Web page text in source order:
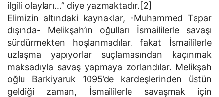
ilgili olayları…” diye yazmaktadır.[2]
Elimizin altındaki kaynaklar, -Muhammed Tapar
dışında- Melikşah’ın oğulları İsmaililerle savaşı
sürdürmekten hoşlanmadılar, fakat İsmaililerle
uzlaşma yapıyorlar suçlamasından kaçınmak
maksadıyla savaş yapmaya zorlandılar. Melikşah
oğlu Barkiyaruk 1095’de kardeşlerinden üstün
geldiği zaman, İsmaililerle savaşmak için